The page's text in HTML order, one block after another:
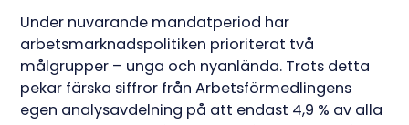
Under nuvarande mandatperiod har
arbetsmarknadspolitiken prioriterat två
målgrupper – unga och nyanlända. Trots detta
pekar färska siffror från Arbetsförmedlingens
egen analysavdelning på att endast 4,9 % av alla